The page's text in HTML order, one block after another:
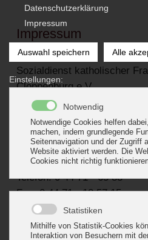
Impressum
Sozialdienst katholischer
Cloppenburg e.V.
Herr Wilfried Oelmann, 1.
Vahrener Str. 11
49661 Cloppenburg
Telefon: 0 44 71 - 8 14 44
Telefon: 0 44 71 - 65 83
Fax: 0 44 71 - 18 57 15
Email:Diese E-Mail-
geschützt! Zur Anzeige